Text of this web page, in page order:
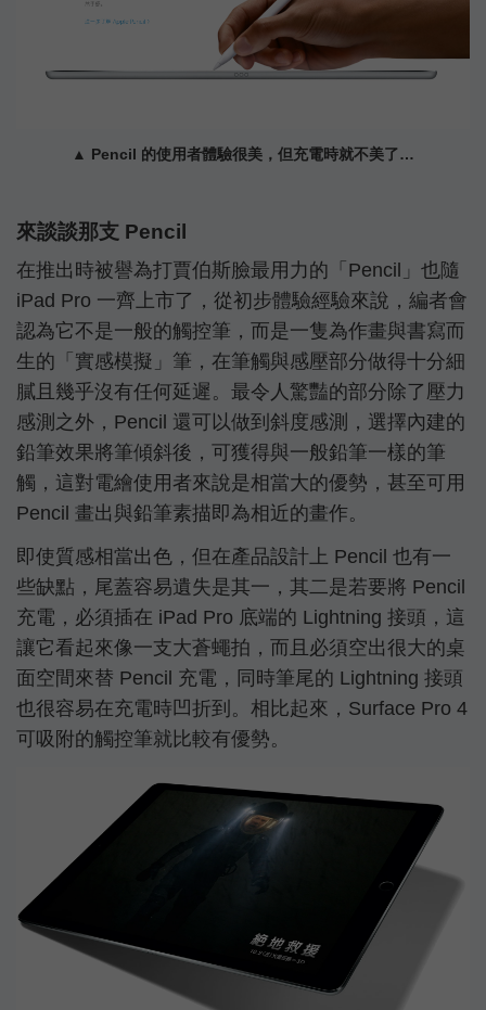
▲ Pencil 的使用者體驗很美，但充電時就不美了…
來談談那支 Pencil
在推出時被譽為打賈伯斯臉最用力的「Pencil」也隨
iPad Pro 一齊上市了，從初步體驗經驗來說，編者會
認為它不是一般的觸控筆，而是一隻為作畫與書寫而
生的「實感模擬」筆，在筆觸與感壓部分做得十分細
膩且幾乎沒有任何延遲。最令人驚豔的部分除了壓力
感測之外，Pencil 還可以做到斜度感測，選擇內建的
鉛筆效果將筆傾斜後，可獲得與一般鉛筆一樣的筆
觸，這對電繪使用者來說是相當大的優勢，甚至可用
Pencil 畫出與鉛筆素描即為相近的畫作。
即使質感相當出色，但在產品設計上 Pencil 也有一
些缺點，尾蓋容易遺失是其一，其二是若要將 Pencil
充電，必須插在 iPad Pro 底端的 Lightning 接頭，這
讓它看起來像一支大蒼蠅拍，而且必須空出很大的桌
面空間來替 Pencil 充電，同時筆尾的 Lightning 接頭
也很容易在充電時凹折到。相比起來，Surface Pro 4
可吸附的觸控筆就比較有優勢。